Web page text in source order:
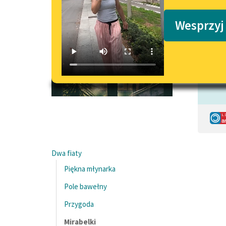
Dwa fiaty
Piękna młynarka
Pole bawełny
Przygoda
Mirabelki